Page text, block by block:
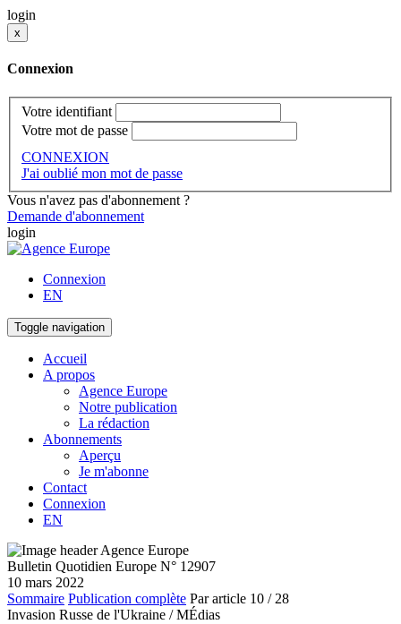
login
x
Connexion
Votre identifiant
Votre mot de passe
CONNEXION
J'ai oublié mon mot de passe
Vous n'avez pas d'abonnement ?
Demande d'abonnement
login
Connexion
EN
Toggle navigation
Accueil
A propos
Agence Europe
Notre publication
La rédaction
Abonnements
Aperçu
Je m'abonne
Contact
Connexion
EN
Bulletin Quotidien Europe N° 12907
10 mars 2022
Sommaire Publication complète Par article 10 / 28
Invasion Russe de l'Ukraine / MÉdias